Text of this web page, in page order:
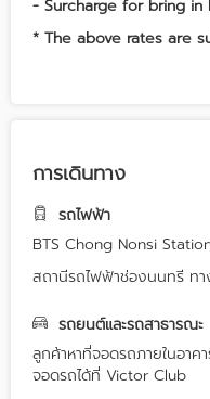
- Surcharge for bring in
* The above rates are
การเดินทาง
รถไฟฟ้า
BTS Chong Nonsi
สถานีรถไฟฟ้าช่องนนทรี ทา
รถยนต์และรถสาธารณะ
ลูกค้าหาที่จอดรถภายในอาค
จอดรถได้ที่ Victor Club